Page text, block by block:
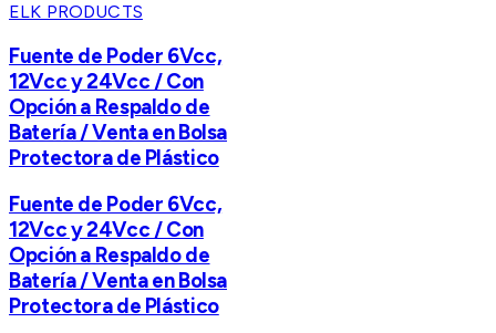
ELK PRODUCTS
Fuente de Poder 6Vcc,
12Vcc y 24Vcc / Con
Opción a Respaldo de
Batería / Venta en Bolsa
Protectora de Plástico
Fuente de Poder 6Vcc,
12Vcc y 24Vcc / Con
Opción a Respaldo de
Batería / Venta en Bolsa
Protectora de Plástico